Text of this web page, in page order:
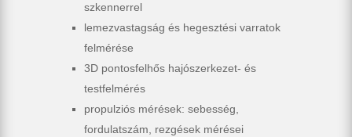
szkennerrel
lemezvastagság és hegesztési varratok
felmérése
3D pontosfelhős hajószerkezet- és
testfelmérés
propulziós mérések: sebesség,
fordulatszám, rezgések mérései